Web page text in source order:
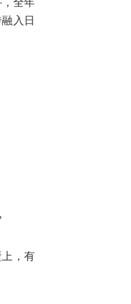
，全年
入日
，有